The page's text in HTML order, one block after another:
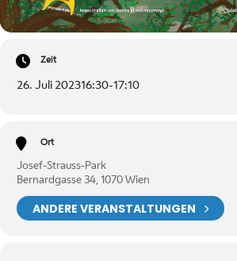
Zeit
26. Juli 202316:30-17:10
Ort
Josef-Strauss-Park
Bernardgasse 34, 1070 Wien
ANDERE VERANSTALTUNGEN